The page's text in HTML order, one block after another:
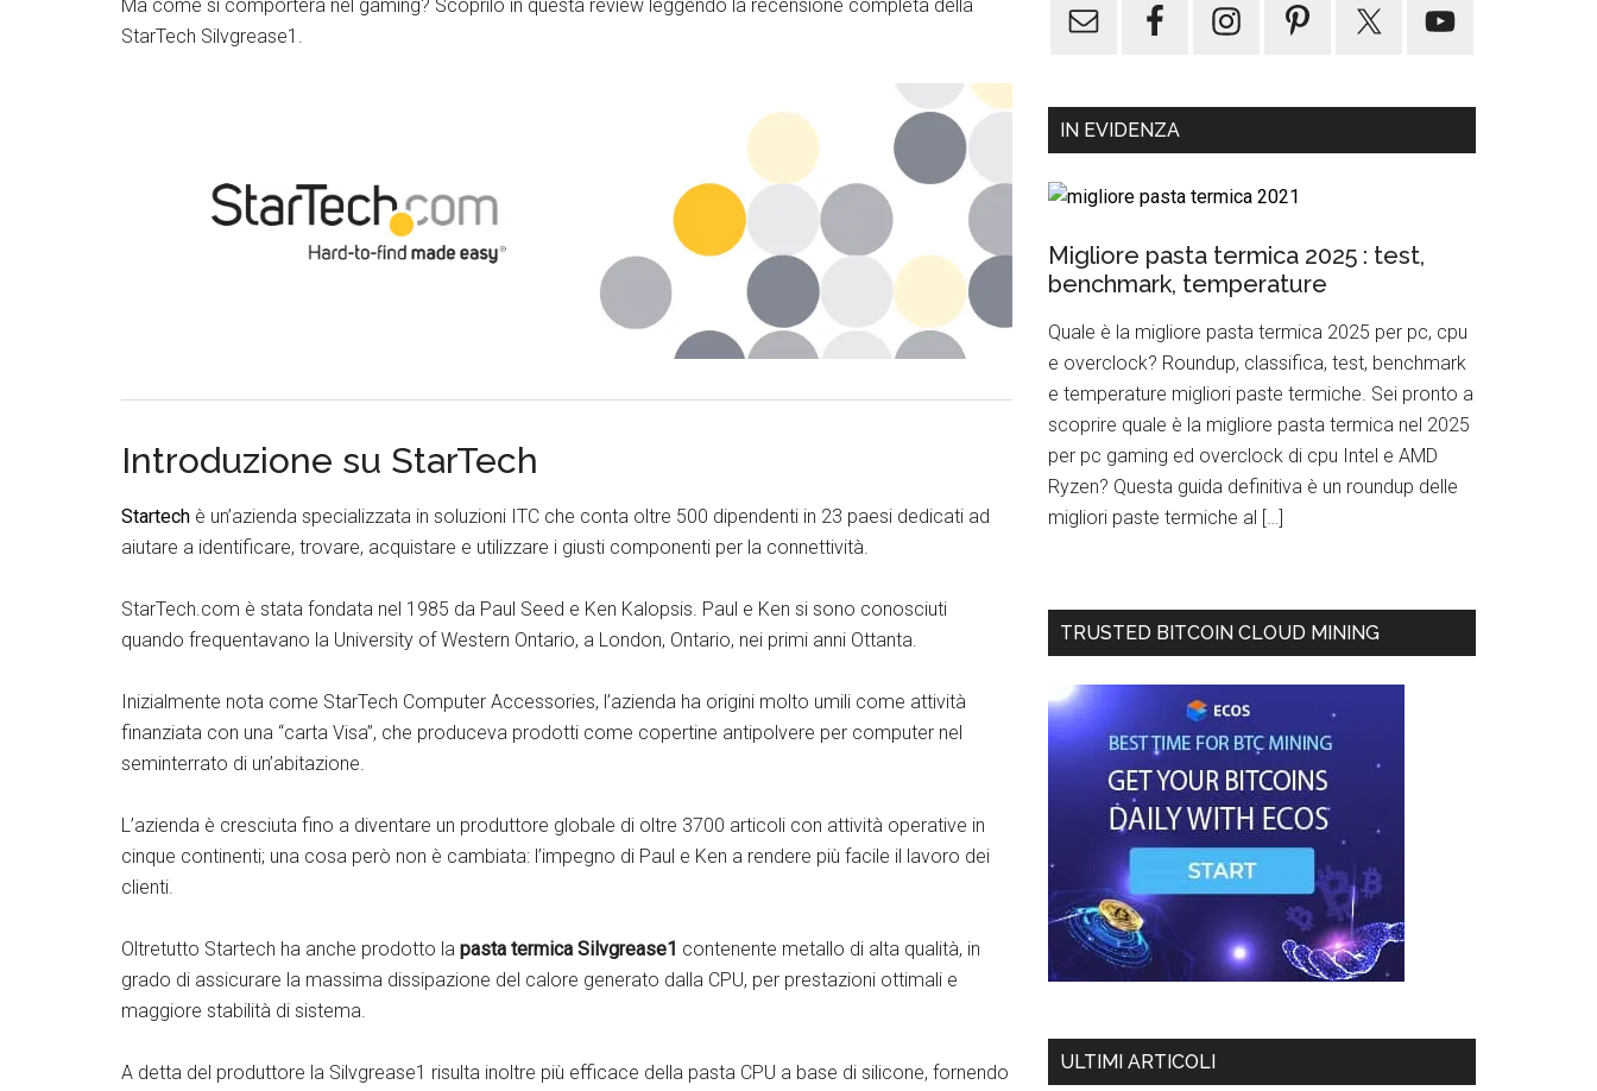
Ma come si comporterà nel gaming? Scoprilo in questa review leggendo la recensione completa della
StarTech Silvgrease1.
Introduzione su StarTech
Startech è un’azienda specializzata in soluzioni ITC che conta oltre 500 dipendenti in 23 paesi dedicati ad
aiutare a identificare, trovare, acquistare e utilizzare i giusti componenti per la connettività.
StarTech.com è stata fondata nel 1985 da Paul Seed e Ken Kalopsis. Paul e Ken si sono conosciuti
quando frequentavano la University of Western Ontario, a London, Ontario, nei primi anni Ottanta.
Inizialmente nota come StarTech Computer Accessories, l’azienda ha origini molto umili come attività
finanziata con una “carta Visa”, che produceva prodotti come copertine antipolvere per computer nel
seminterrato di un’abitazione.
L’azienda è cresciuta fino a diventare un produttore globale di oltre 3700 articoli con attività operative in
cinque continenti; una cosa però non è cambiata: l’impegno di Paul e Ken a rendere più facile il lavoro dei
clienti.
Oltretutto Startech ha anche prodotto la pasta termica Silvgrease1 contenente metallo di alta qualità, in
grado di assicurare la massima dissipazione del calore generato dalla CPU, per prestazioni ottimali e
maggiore stabilità di sistema.
A detta del produttore la Silvgrease1 risulta inoltre più efficace della pasta CPU a base di silicone, fornendo
IN EVIDENZA
Migliore pasta termica 2025 : test,
benchmark, temperature
Quale è la migliore pasta termica 2025 per pc, cpu
e overclock? Roundup, classifica, test, benchmark
e temperature migliori paste termiche. Sei pronto a
scoprire quale è la migliore pasta termica nel 2025
per pc gaming ed overclock di cpu Intel e AMD
Ryzen? Questa guida definitiva è un roundup delle
migliori paste termiche al […]
TRUSTED BITCOIN CLOUD MINING
ULTIMI ARTICOLI